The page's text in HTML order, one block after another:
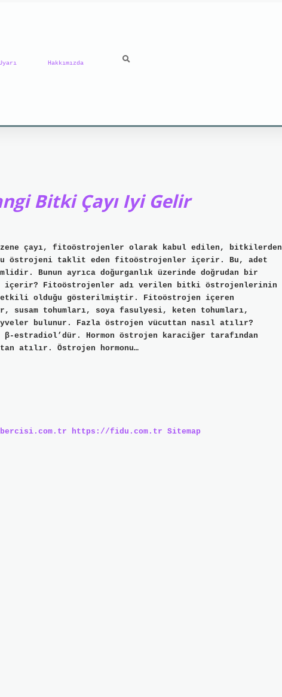
Hakkımızda
Bitki Çayı Iyi Gelir
çayı, fitoöstrojenler olarak kabul edilen, bitkilerden
östrojeni taklit eden fitoöstrojenler içerir. Bu, adet
Bunun ayrıca doğurganlık üzerinde doğrudan bir
Fitoöstrojenler adı verilen bitki östrojenlerinin
etkili olduğu gösterilmiştir. Fitoöstrojen içeren
susam tohumları, soya fasulyesi, keten tohumları,
bulunur. Fazla östrojen vücuttan nasıl atılır?
estradiol’dür. Hormon östrojen karaciğer tarafından
atılır. Östrojen hormonu…
https://fidu.com.tr Sitemap